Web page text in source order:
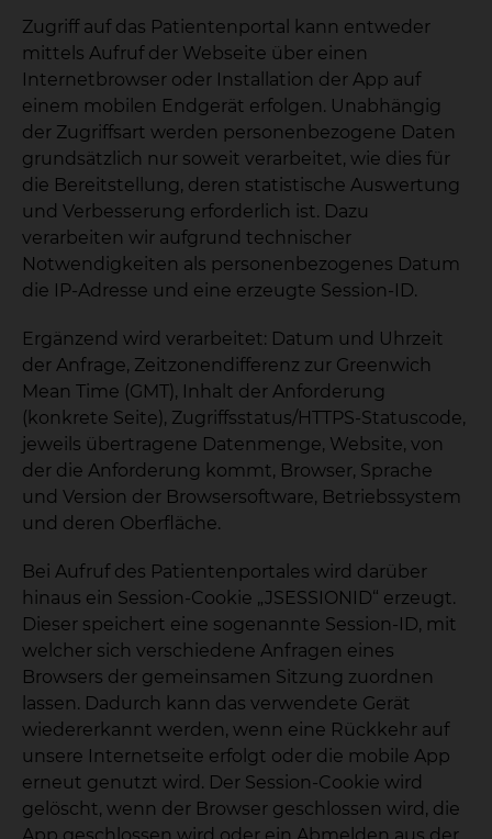
Zugriff auf das Patientenportal kann entweder
mittels Aufruf der Webseite über einen
Internetbrowser oder Installation der App auf
einem mobilen Endgerät erfolgen. Unabhängig
der Zugriffsart werden personenbezogene Daten
grundsätzlich nur soweit verarbeitet, wie dies für
die Bereitstellung, deren statistische Auswertung
und Verbesserung erforderlich ist. Dazu
verarbeiten wir aufgrund technischer
Notwendigkeiten als personenbezogenes Datum
die IP-Adresse und eine erzeugte Session-ID.
Ergänzend wird verarbeitet: Datum und Uhrzeit
der Anfrage, Zeitzonendifferenz zur Greenwich
Mean Time (GMT), Inhalt der Anforderung
(konkrete Seite), Zugriffsstatus/HTTPS-Statuscode,
jeweils übertragene Datenmenge, Website, von
der die Anforderung kommt, Browser, Sprache
und Version der Browsersoftware, Betriebssystem
und deren Oberfläche.
Bei Aufruf des Patientenportales wird darüber
hinaus ein Session-Cookie „JSESSIONID“ erzeugt.
Dieser speichert eine sogenannte Session-ID, mit
welcher sich verschiedene Anfragen eines
Browsers der gemeinsamen Sitzung zuordnen
lassen. Dadurch kann das verwendete Gerät
wiedererkannt werden, wenn eine Rückkehr auf
unsere Internetseite erfolgt oder die mobile App
erneut genutzt wird. Der Session-Cookie wird
gelöscht, wenn der Browser geschlossen wird, die